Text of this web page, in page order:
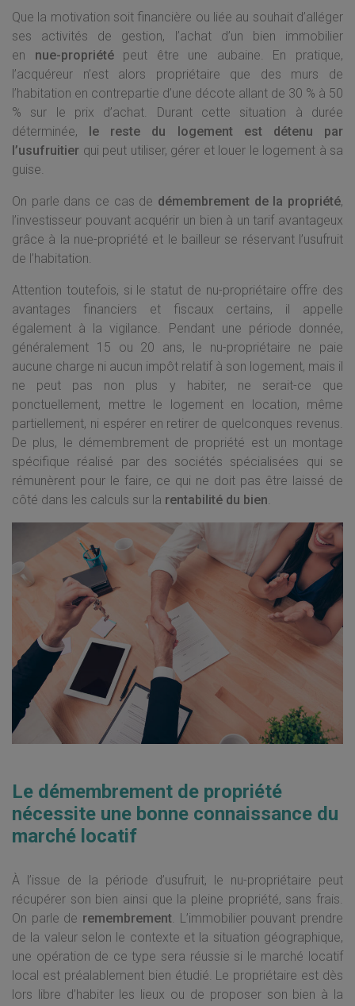
Que la motivation soit financière ou liée au souhait d’alléger
ses activités de gestion, l’achat d’un bien immobilier
en nue-propriété peut être une aubaine. En pratique,
l’acquéreur n’est alors propriétaire que des murs de
l’habitation en contrepartie d’une décote allant de 30 % à 50
% sur le prix d’achat. Durant cette situation à durée
déterminée, le reste du logement est détenu par
l’usufruitier qui peut utiliser, gérer et louer le logement à sa
guise.
On parle dans ce cas de démembrement de la propriété,
l’investisseur pouvant acquérir un bien à un tarif avantageux
grâce à la nue-propriété et le bailleur se réservant l’usufruit
de l’habitation.
Attention toutefois, si le statut de nu-propriétaire offre des
avantages financiers et fiscaux certains, il appelle
également à la vigilance. Pendant une période donnée,
généralement 15 ou 20 ans, le nu-propriétaire ne paie
aucune charge ni aucun impôt relatif à son logement, mais il
ne peut pas non plus y habiter, ne serait-ce que
ponctuellement, mettre le logement en location, même
partiellement, ni espérer en retirer de quelconques revenus.
De plus, le démembrement de propriété est un montage
spécifique réalisé par des sociétés spécialisées qui se
rémunèrent pour le faire, ce qui ne doit pas être laissé de
côté dans les calculs sur la rentabilité du bien.
Le démembrement de propriété
nécessite une bonne connaissance du
marché locatif
À l’issue de la période d’usufruit, le nu-propriétaire peut
récupérer son bien ainsi que la pleine propriété, sans frais.
On parle de remembrement . L’immobilier pouvant prendre
de la valeur selon le contexte et la situation géographique,
une opération de ce type sera réussie si le marché locatif
local est préalablement bien étudié. Le propriétaire est dès
lors libre d’habiter les lieux ou de proposer son bien à la